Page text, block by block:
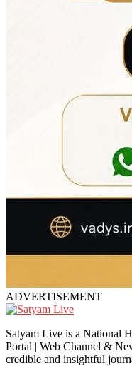
ADVERTISEMENT
Satyam Live is a National
Portal | Web Channel &
credible and insightful